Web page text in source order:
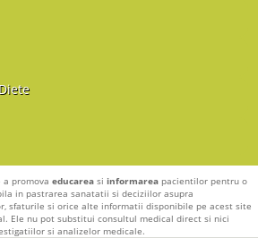
a promovaeducarea siinformarea pacientilor pentru o
in pastrarea sanatatii si deciziilor asupra
sfaturile si orice alte informatii disponibile pe acest site
Ele nu pot substitui consultul medical direct si nici
si analizelor medicale.